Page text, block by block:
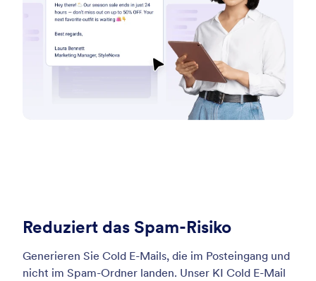
Reduziert das Spam-Risiko
Generieren Sie Cold E-Mails, die im Posteingang und
nicht im Spam-Ordner landen. Unser KI Cold E-Mail